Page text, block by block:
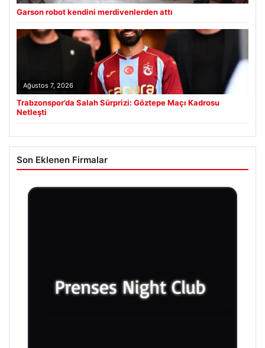
Garson robot kendini merdivenlerden attı
Ağustos 7, 2026
Trabzonspor’da Salah Sürprizi: Göztepe Maçı Kadrosu
Netleşti
Son Eklenen Firmalar